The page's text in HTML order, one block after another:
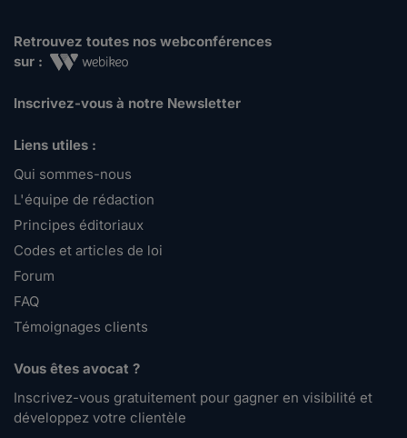
Retrouvez toutes nos webconférences
sur :
Inscrivez-vous à notre Newsletter
Liens utiles :
Qui sommes-nous
L'équipe de rédaction
Principes éditoriaux
Codes et articles de loi
Forum
FAQ
Témoignages clients
Vous êtes avocat ?
Inscrivez-vous gratuitement pour gagner en visibilité et
développez votre clientèle